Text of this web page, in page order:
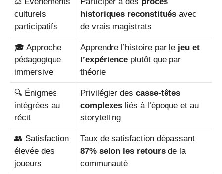
culturels
participatifs
historiques reconstitués avec
de vrais magistrats
🎓 Approche
pédagogique
immersive
Apprendre l’histoire par le jeu et
l’expérience plutôt que par
théorie
🔍 Énigmes
intégrées au
récit
Privilégier des casse-têtes
complexes liés à l’époque et au
storytelling
👥 Satisfaction
élevée des
joueurs
Taux de satisfaction dépassant
87% selon les retours de la
communauté